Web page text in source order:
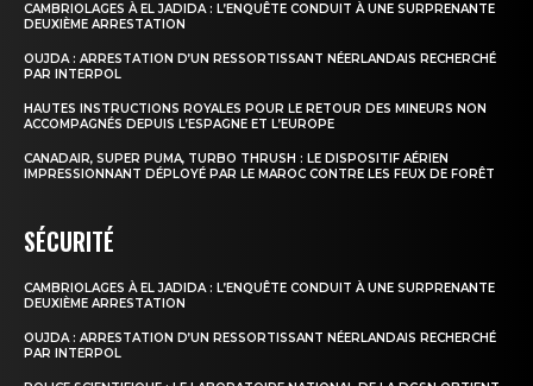
le1.ma
CAMBRIOLAGES À EL JADIDA : L’ENQUÊTE CONDUIT À UNE SURPRENANTE
DEUXIÈME ARRESTATION
OUJDA : ARRESTATION D’UN RESSORTISSANT NÉERLANDAIS RECHERCHÉ
PAR INTERPOL
HAUTES INSTRUCTIONS ROYALES POUR LE RETOUR DES MINEURS NON
ACCOMPAGNÉS DEPUIS L’ESPAGNE ET L’EUROPE
CANADAIR, SUPER PUMA, TURBO THRUSH : LE DISPOSITIF AÉRIEN
IMPRESSIONNANT DÉPLOYÉ PAR LE MAROC CONTRE LES FEUX DE FORÊT
SÉCURITÉ
CAMBRIOLAGES À EL JADIDA : L’ENQUÊTE CONDUIT À UNE SURPRENANTE
DEUXIÈME ARRESTATION
OUJDA : ARRESTATION D’UN RESSORTISSANT NÉERLANDAIS RECHERCHÉ
PAR INTERPOL